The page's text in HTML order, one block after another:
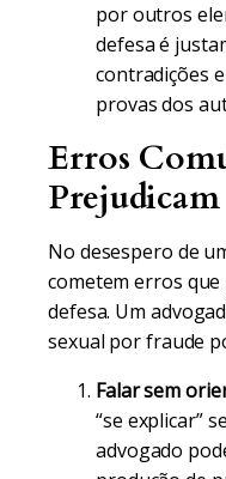
por outros
defesa é
contradições
provas dos
Erros
No desespero de
cometem erros
defesa. Um
sexual por fraude
Falar sem
“se explicar”
advogado